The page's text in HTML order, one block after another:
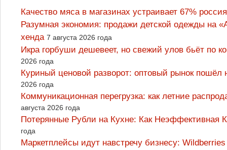
Качество мяса в магазинах устраивает 67%
Разумная экономия: продажи детской одежды на
хенда 7 августа 2026 года
Икра горбуши дешевеет, но свежий улов бьёт по
2026 года
Куриный ценовой разворот: оптовый рынок
2026 года
Коммуникационная перегрузка: как летние
августа 2026 года
Потерянные Рубли на Кухне: Как
года
Маркетплейсы идут навстречу бизнесу: